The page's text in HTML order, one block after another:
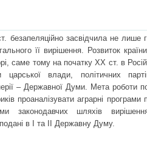
безапеляційно засвідчила не лише
її вирішення. Розвиток
саме тому на початку ХХ ст. в
влади, політичних
– Державної Думи. Мета роботи
проаналізувати аграрні програми
законодавчих шляхів
в І та ІІ Державну Думу.